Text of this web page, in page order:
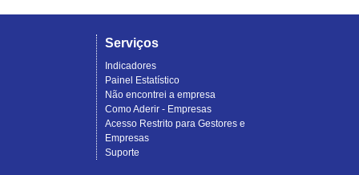
Serviços
Indicadores
Painel Estatístico
Não encontrei a empresa
Como Aderir - Empresas
Acesso Restrito para Gestores e
Empresas
Suporte